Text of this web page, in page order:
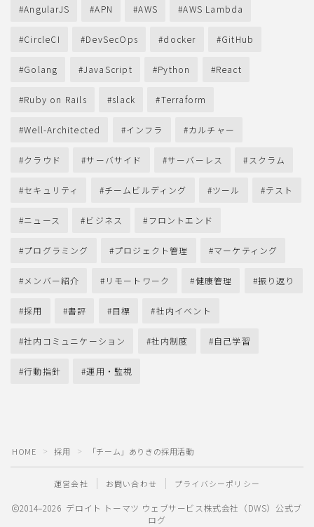
AngularJS APN AWS AWS Lambda
CircleCI DevSecOps docker GitHub
Golang JavaScript Python React
Ruby on Rails slack Terraform
Well-Architected インフラ カルチャー
クラウド サーバサイド サーバーレス スクラム
セキュリティ チームビルディング ツール テスト
ニュース ビジネス フロントエンド
プログラミング プロジェクト管理 マーケティング
メンバー紹介 リモートワーク 健康管理 振り返り
採用 書評 目標 社内イベント
社内コミュニケーション 社内制度 自己学習
行動指針 運用・監視
HOME ＞ 採用 ＞ 「チーム」ありきの採用活動
運営会社 お問い合わせ プライバシーポリシー
2014–2026 デロイト トーマツ ウェブサービス株式会社（DWS）公式ブ
ログ